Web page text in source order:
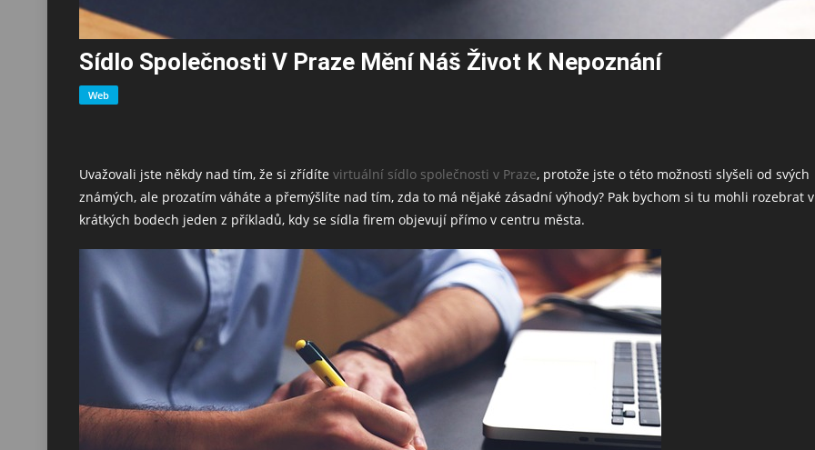
Sídlo Společnosti V Praze Mění Náš Život K Nepoznání
Web
Uvažovali jste někdy nad tím, že si zřídíte virtuální sídlo společnosti v Praze, protože jste o této možnosti slyšeli od svých
známých, ale prozatím váháte a přemýšlíte nad tím, zda to má nějaké zásadní výhody? Pak bychom si tu mohli rozebrat v
krátkých bodech jeden z příkladů, kdy se sídla firem objevují přímo v centru města.